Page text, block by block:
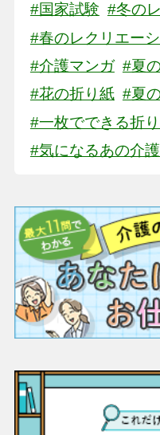
#国家試験 #冬の
#春のレクリエー
#介護マンガ #夏
#花の折り紙 #夏
#一枚でできる折
#気になるあの介